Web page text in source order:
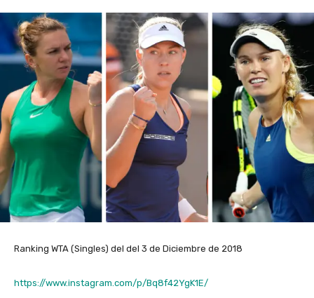
Ranking WTA (Singles) del del 3 de Diciembre de 2018
https://www.instagram.com/p/Bq8f42YgK1E/